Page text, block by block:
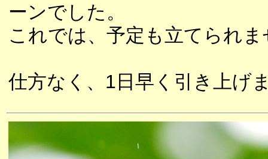
ーンでした。
これでは、予定も立てられ
仕方なく、1日早く引き上げ